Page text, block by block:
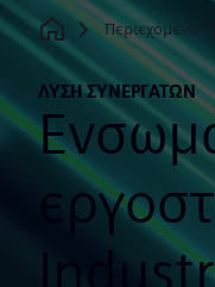
Home
Περιεχόμενο
ΛΎΣΗ ΣΥΝΕΡΓΑΤΏΝ